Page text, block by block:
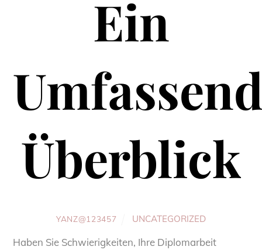
Ein
Überblick
YANZ@123457 UNCATEGORIZED
Haben Sie Schwierigkeiten, Ihre Diplomarbeit